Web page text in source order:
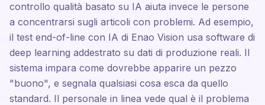
controllo qualità basato su IA aiuta invece le persone
a concentrarsi sugli articoli con problemi. Ad esempio,
il test end-of-line con IA di Enao Vision usa software di
deep learning addestrato su dati di produzione reali. Il
sistema impara come dovrebbe apparire un pezzo
"buono", e segnala qualsiasi cosa esca da quello
standard. Il personale in linea vede qual è il problema